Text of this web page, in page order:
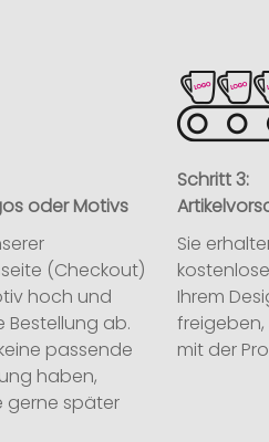
oder Motivs
(Checkout)
hoch und
Bestellung ab.
passende
haben,
gerne später
Schritt 3:
Sie
Ihrem
mit der